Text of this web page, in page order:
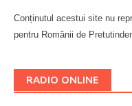
Conținutul acestui site nu
pentru Românii de
RADIO ONLINE